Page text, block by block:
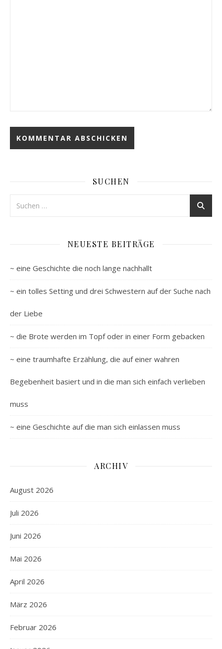
SUCHEN
NEUESTE BEITRÄGE
~ eine Geschichte die noch lange nachhallt
~ ein tolles Setting und drei Schwestern auf der Suche nach
der Liebe
~ die Brote werden im Topf oder in einer Form gebacken
~ eine traumhafte Erzählung, die auf einer wahren
Begebenheit basiert und in die man sich einfach verlieben
muss
~ eine Geschichte auf die man sich einlassen muss
ARCHIV
August 2026
Juli 2026
Juni 2026
Mai 2026
April 2026
März 2026
Februar 2026